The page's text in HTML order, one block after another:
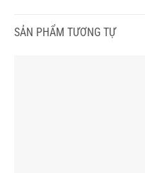
SẢN PHẨM TƯƠNG TỰ